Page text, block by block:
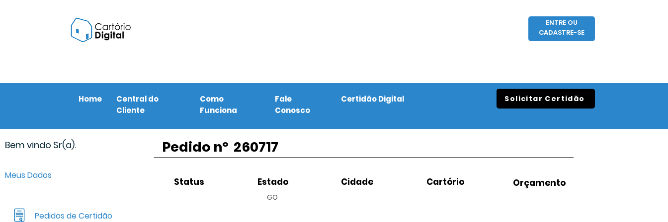
ENTRE OU
CADASTRE-SE
Home
Central do
Cliente
Como
Funciona
Fale
Conosco
Certidão Digital Solicitar Certidão
Bem vindo Sr(a).
Meus Dados
Pedidos de Certidão
Pedido nº 260717
Status Estado
GO
Cidade Cartório Orçamento